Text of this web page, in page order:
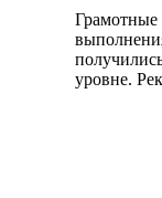
Грамотные
уровне.